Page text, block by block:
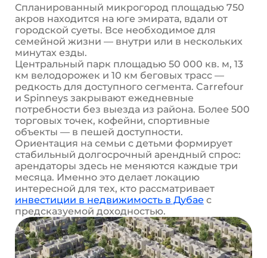
Спланированный микрогород площадью 750
акров находится на юге эмирата, вдали от
городской суеты. Все необходимое для
семейной жизни — внутри или в нескольких
минутах езды.
Центральный парк площадью 50 000 кв. м, 13
км велодорожек и 10 км беговых трасс —
редкость для доступного сегмента. Carrefour
и Spinneys закрывают ежедневные
потребности без выезда из района. Более 500
торговых точек, кофейни, спортивные
объекты — в пешей доступности.
Ориентация на семьи с детьми формирует
стабильный долгосрочный арендный спрос:
арендаторы здесь не меняются каждые три
месяца. Именно это делает локацию
интересной для тех, кто рассматривает
инвестиции в недвижимость в Дубае с
предсказуемой доходностью.